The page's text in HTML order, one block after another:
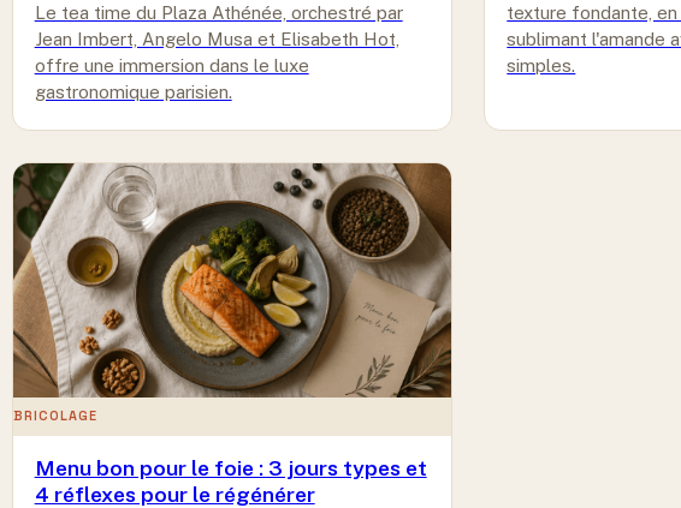
Le tea time du Plaza Athénée, orchestré par
Jean Imbert, Angelo Musa et Elisabeth Hot,
offre une immersion dans le luxe
gastronomique parisien.
texture fondante,
sublimant l'amande
simples.
BRICOLAGE
Menu bon pour le foie : 3 jours types et
4 réflexes pour le régénérer